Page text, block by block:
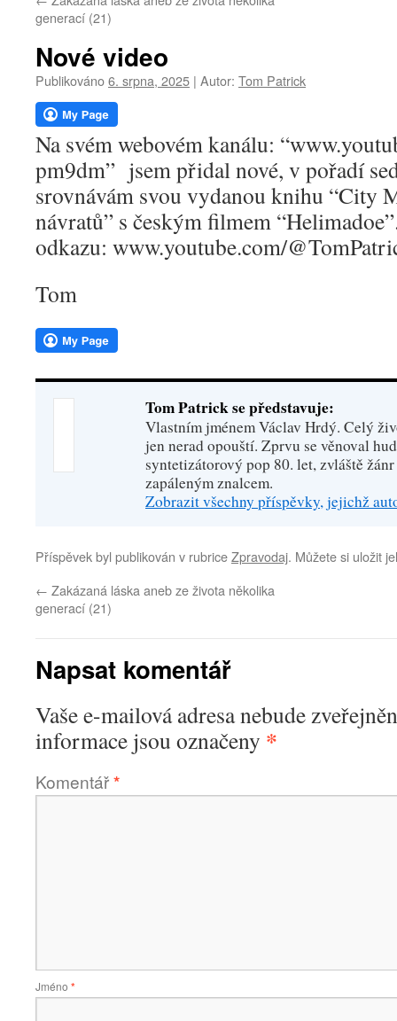
webu
generací (21)
Nové video
Publikováno6. srpna, 2025 | Autor: Tom Patrick
Na svém webovém kanálu:
pm9dm” jsem přidal nové, v pořadí
srovnávám svou vydanou knihu “City
návratů” s českým filmem
odkazu: www.youtube.com/
Tom
Tom Patrick se představuje:
Vlastním jménem Václav Hrdý. Celý
jen nerad opouští. Zprvu se věnoval
syntetizátorový pop 80. let, zvláště
zapáleným znalcem.
Zobrazit všechny příspěvky, jejichž
Příspěvek byl publikován v rubriceZpravodaj. Můžete si uložit
← Zakázaná láska aneb ze života několika
generací (21)
Napsat komentář
Vaše e-mailová adresa nebude
informace jsou označeny *
Komentář*
Jméno *